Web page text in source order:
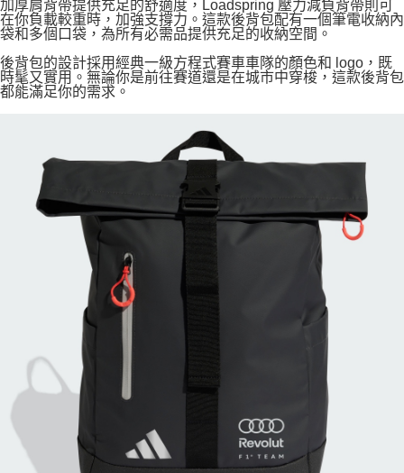
加厚肩背帶提供充足的舒適度，Loadspring 壓力減負背帶則可
在你負載較重時，加強支撐力。這款後背包配有一個筆電收納內
袋和多個口袋，為所有必需品提供充足的收納空間。
後背包的設計採用經典一級方程式賽車車隊的顏色和 logo，既
時髦又實用。無論你是前往賽道還是在城市中穿梭，這款後背包
都能滿足你的需求。